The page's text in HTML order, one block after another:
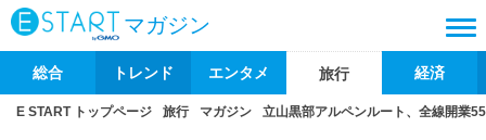
マガジン
総合 トレンド エンタメ 旅行 経済
E START トップページ 旅行 マガジン 立山黒部アルペンルート、全線開業